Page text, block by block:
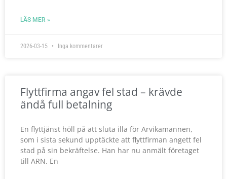
LÄS MER »
2026-03-15 Inga kommentarer
Flyttfirma angav fel stad – krävde
ändå full betalning
En flyttjänst höll på att sluta illa för Arvikamannen,
som i sista sekund upptäckte att flyttfirman angett fel
stad på sin bekräftelse. Han har nu anmält företaget
till ARN. En